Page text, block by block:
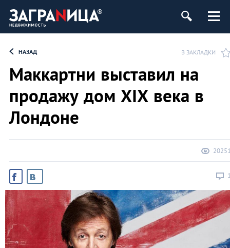
НАЗАД В ЗАКЛАДКИ
Маккартни выставил на
продажу дом ХIX века в
Лондоне